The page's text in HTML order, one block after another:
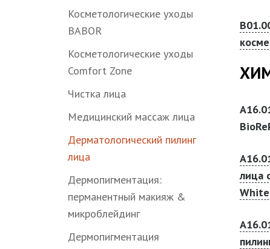
лица
Косметологические уходы
BABOR
Косметологические уходы
Comfort Zone
Чистка лица
Медицинский массаж лица
Дерматологический пилинг
лица
Дермопигментация:
перманентный макияж &
микроблейдинг
Дермопигментация